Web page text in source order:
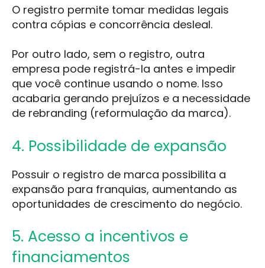
O registro permite tomar medidas legais
contra cópias e concorrência desleal.
Por outro lado, sem o registro, outra
empresa pode registrá-la antes e impedir
que você continue usando o nome. Isso
acabaria gerando prejuízos e a necessidade
de rebranding (reformulação da marca).
4. Possibilidade de expansão
Possuir o registro de marca possibilita a
expansão para franquias, aumentando as
oportunidades de crescimento do negócio.
5. Acesso a incentivos e
financiamentos